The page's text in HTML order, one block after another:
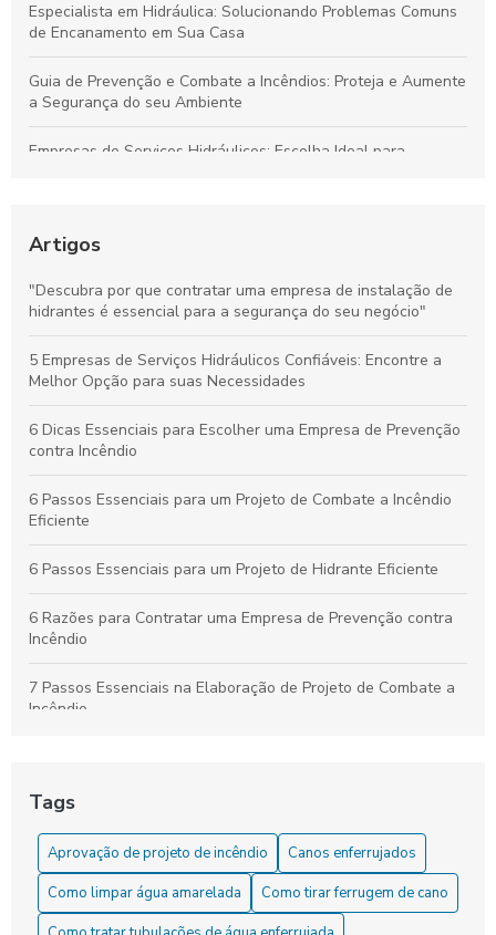
Especialista em Hidráulica: Solucionando Problemas Comuns
de Encanamento em Sua Casa
Guia de Prevenção e Combate a Incêndios: Proteja e Aumente
a Segurança do seu Ambiente
Empresas de Serviços Hidráulicos: Escolha Ideal para
Conhecimento
Proteja Seu Patrimônio: Descubra Como uma Empresa de
Prevenção Contra Incêndio Pode Fazer a Diferença
Elaboração de projeto de combate a incêndio: Proteja seu
espaço com eficácia
Artigos
"Descubra por que contratar uma empresa de instalação de
hidrantes é essencial para a segurança do seu negócio"
5 Empresas de Serviços Hidráulicos Confiáveis: Encontre a
Melhor Opção para suas Necessidades
6 Dicas Essenciais para Escolher uma Empresa de Prevenção
contra Incêndio
6 Passos Essenciais para um Projeto de Combate a Incêndio
Eficiente
6 Passos Essenciais para um Projeto de Hidrante Eficiente
6 Razões para Contratar uma Empresa de Prevenção contra
Incêndio
7 Passos Essenciais na Elaboração de Projeto de Combate a
Incêndio
Aprovação de projeto de incêndio: Como garantir a segurança
Aprovação de projeto de incêndio: Como garantir a segurança
e a conformidade nas edificações
Tags
Aprovação de projeto de incêndio
Canos enferrujados
Como limpar água amarelada
Como tirar ferrugem de cano